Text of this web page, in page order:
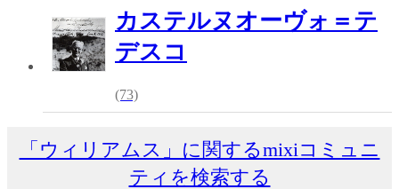
カステルヌオーヴォ＝テ
デスコ
(73)
「ウィリアムス」に関するmixiコミュニ
ティを検索する